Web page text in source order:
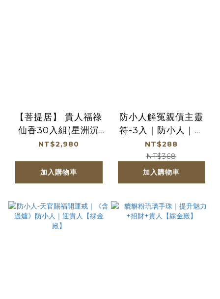
【菩提居】 貴人福祿
仙香30入組(星洲沉
+老山檀各15) (廠商直
贈優惠)
NT$2,980
加入購物車
防小人解冤親債主靈
符-3入｜防小人｜迎
貴人｜解冤親債主 │
過爐【綵金殿】
NT$288
NT$368
加入購物車